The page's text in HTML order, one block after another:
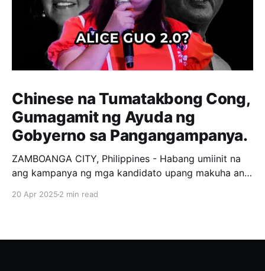
Chinese na Tumatakbong Cong,
Gumagamit ng Ayuda ng
Gobyerno sa Pangangampanya.
ZAMBOANGA CITY, Philippines - Habang umiinit na
ang kampanya ng mga kandidato upang makuha ang
isang Distrito sa Zamboanga City. Si Kat Chua, isang
20 Apr 2025 2 min read